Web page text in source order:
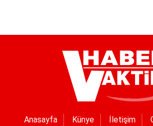
Anasayfa Künye İletişim